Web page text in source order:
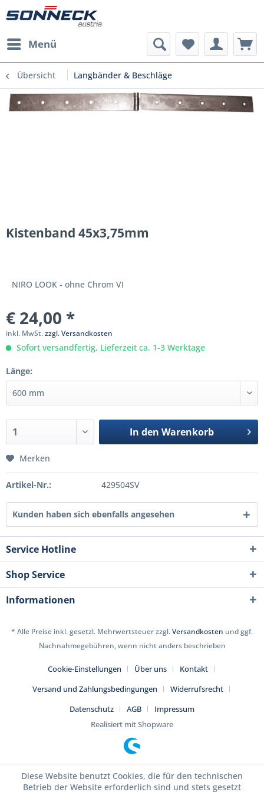
Menü
Übersicht Langbänder & Beschläge
Kistenband 45x3,75mm
NIRO LOOK - ohne Chrom VI
€ 24,00 *
inkl. MwSt.zzgl. Versandkosten
Sofort versandfertig, Lieferzeit ca. 1-3 Werktage
Länge:
In den Warenkorb
Merken
Artikel-Nr.: 429504SV
Kunden haben sich ebenfalls angesehen
Service Hotline
Shop Service
Informationen
* Alle Preise inkl. gesetzl. Mehrwertsteuer zzgl.Versandkosten und ggf.
Nachnahmegebühren, wenn nicht anders beschrieben
Cookie-Einstellungen Über uns
Kontakt
Versand und Zahlungsbedingungen
Widerrufsrecht
Datenschutz
AGB
Impressum
Realisiert mit Shopware
Diese Website benutzt Cookies, die für den technischen
Betrieb der Website erforderlich sind und stets gesetzt